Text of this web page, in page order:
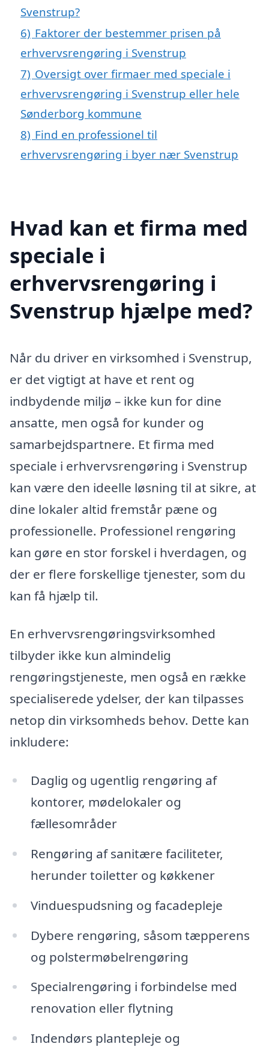
Svenstrup?
6) Faktorer der bestemmer prisen på
erhvervsrengøring i Svenstrup
7) Oversigt over firmaer med speciale i
erhvervsrengøring i Svenstrup eller hele
Sønderborg kommune
8) Find en professionel til
erhvervsrengøring i byer nær Svenstrup
Hvad kan et firma med
speciale i
erhvervsrengøring i
Svenstrup hjælpe med?
Når du driver en virksomhed i Svenstrup,
er det vigtigt at have et rent og
indbydende miljø – ikke kun for dine
ansatte, men også for kunder og
samarbejdspartnere. Et firma med
speciale i erhvervsrengøring i Svenstrup
kan være den ideelle løsning til at sikre, at
dine lokaler altid fremstår pæne og
professionelle. Professionel rengøring
kan gøre en stor forskel i hverdagen, og
der er flere forskellige tjenester, som du
kan få hjælp til.
En erhvervsrengøringsvirksomhed
tilbyder ikke kun almindelig
rengøringstjeneste, men også en række
specialiserede ydelser, der kan tilpasses
netop din virksomheds behov. Dette kan
inkludere:
Daglig og ugentlig rengøring af
kontorer, mødelokaler og
fællesområder
Rengøring af sanitære faciliteter,
herunder toiletter og køkkener
Vinduespudsning og facadepleje
Dybere rengøring, såsom tæpperens
og polstermøbelrengøring
Specialrengøring i forbindelse med
renovation eller flytning
Indendørs plantepleje og